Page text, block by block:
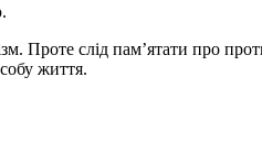
Проте слід пам’ятати про
життя.